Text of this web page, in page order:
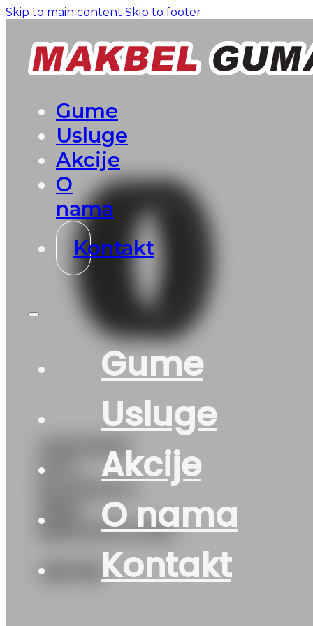
Skip to main content Skip to footer
Gume
Usluge
Akcije
O
nama
Kontakt
Gume
Usluge
Akcije
O nama
Kontakt
225/45R19
M+S
BRIDGESTONE
459